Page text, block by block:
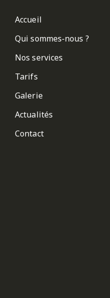
Accueil
Qui sommes-nous ?
Nos services
Tarifs
Galerie
Actualités
Contact